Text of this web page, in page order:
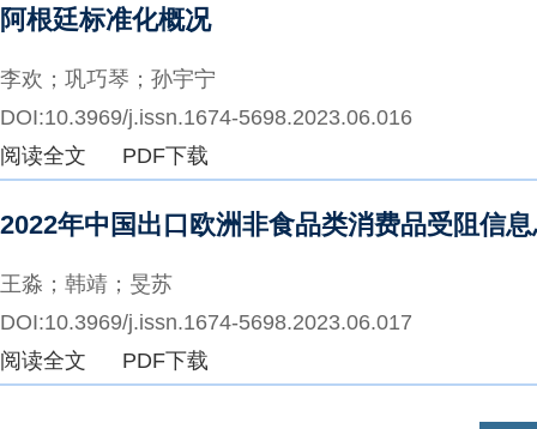
阿根廷标准化概况
李欢；巩巧琴；孙宇宁
DOI:10.3969/j.issn.1674-5698.2023.06.016
阅读全文
PDF下载
2022年中国出口欧洲非食品类消费品受阻信
王淼；韩靖；旻苏
DOI:10.3969/j.issn.1674-5698.2023.06.017
阅读全文
PDF下载